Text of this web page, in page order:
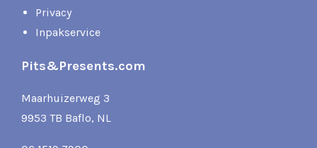
Privacy
Inpakservice
Pits&Presents.com
Maarhuizerweg 3
9953 TB Baflo, NL